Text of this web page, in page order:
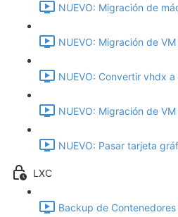
NUEVO: Migración de
NUEVO: Migración de
NUEVO: Convertir vhdx
NUEVO: Migración de
NUEVO: Pasar tarjeta
LXC
Backup de